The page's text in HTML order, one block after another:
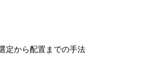
ます。更に、ユーザ